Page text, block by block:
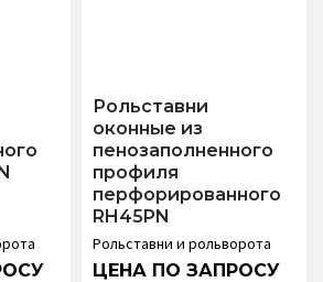
Рольставни
оконные из
пенозаполненного
профиля
перфорированного
RH45PN
Рольставни и рольворота